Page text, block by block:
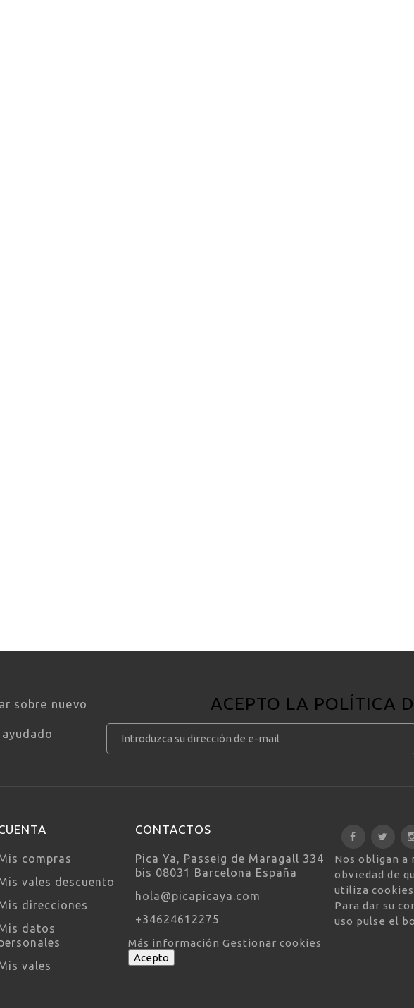
sobre nuevo
ACEPTO LA POLÍTICA
compras
vales descuento
direcciones
datos
vales
CONTACTOS
Pica Ya, Passeig de Maragall 334
bis 08031 Barcelona España
hola@picapicaya.com
+34624612275
Nos obligan a
obviedad de
utiliza
Para dar su
uso pulse el
Más información Gestionar cookies
Acepto